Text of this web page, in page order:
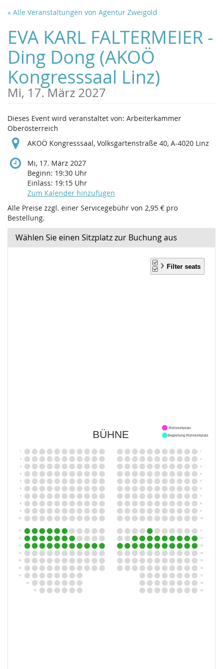
Zum
Inhalt
springen
« Alle Veranstaltungen von Agentur Zweigold
EVA KARL FALTERMEIER -
Ding Dong (AKOÖ
Kongresssaal Linz)
Mi, 17. März 2027
Dieses Event wird veranstaltet von: Arbeiterkammer
Oberösterreich
AKOÖ Kongresssaal, Volksgartenstraße 40, A-4020 Linz
Mi, 17. März 2027
Beginn: 19:30 Uhr
Einlass: 19:15 Uhr
Zum Kalender hinzufügen
Alle Preise zzgl. einer Servicegebühr von 2,95 € pro
Bestellung.
Wählen Sie einen Sitzplatz zur Buchung aus